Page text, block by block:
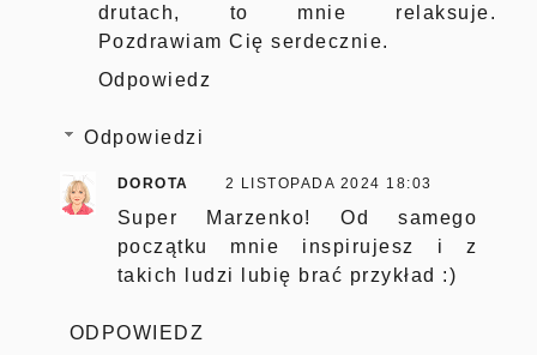
drutach, to mnie relaksuje.
Pozdrawiam Cię serdecznie.
Odpowiedz
Odpowiedzi
DOROTA 2 LISTOPADA 2024 18:03
Super Marzenko! Od samego
początku mnie inspirujesz i z
takich ludzi lubię brać przykład :)
ODPOWIEDZ